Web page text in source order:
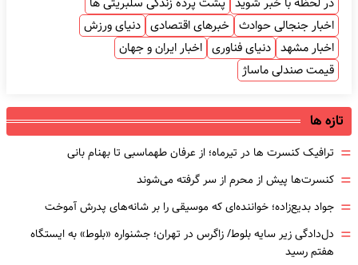
اخبار جنجالی حوادث خبرهای اقتصادی دنیای ورزش
اخبار مشهد دنیای فناوری اخبار ایران و جهان
قیمت صندلی ماساژ
تازه ها
= ترافیک کنسرت ها در تیرماه؛ از عرفان طهماسبی تا بهنام بانی
= کنسرت‌ها پیش از محرم از سر گرفته می‌شوند
= جواد بدیع‌زاده؛ خواننده‌ای که موسیقی را بر شانه‌های پدرش آموخت
= دل‌دادگی زیر سایه بلوط/ زاگرس در تهران؛ جشنواره «بلوط» به ایستگاه
هفتم رسید